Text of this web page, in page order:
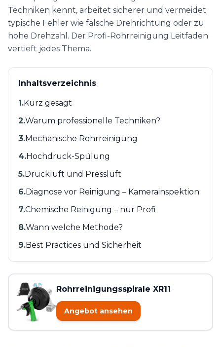
Techniken kennt, arbeitet sicherer und vermeidet
typische Fehler wie falsche Drehrichtung oder zu
hohe Drehzahl. Der Profi-Rohrreinigung Leitfaden
vertieft jedes Thema.
Inhaltsverzeichnis
1 .Kurz gesagt
2.Warum professionelle Techniken?
3.Mechanische Rohrreinigung
4.Hochdruck-Spülung
5.Druckluft und Pressluft
6.Diagnose vor Reinigung – Kamerainspektion
7.Chemische Reinigung – nur Profi
8.Wann welche Methode?
9.Best Practices und Sicherheit
Rohrreinigungsspirale XR11
Angebot ansehen